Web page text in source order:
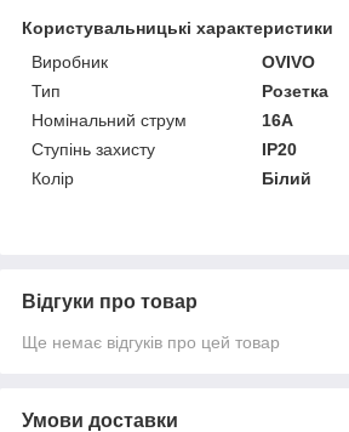
Користувальницькі характеристики
Виробник
OVIVO
Тип
Розетка
Номінальний струм
16A
Ступінь захисту
IP20
Колір
Білий
Відгуки про товар
Ще немає відгуків про цей товар
Умови доставки